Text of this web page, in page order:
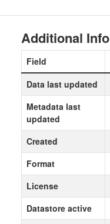
Additional
Field
Data last updated
Metadata last
updated
Created
Format
License
Datastore active